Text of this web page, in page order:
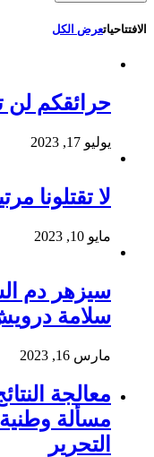
الافتتاحياتعرض الكل
حرائقكم
يوليو 17, 2023
لا تقتلونا
مايو 10, 2023
سيزهر دم
سلامة
مارس 16, 2023
معالجة
مسألة وطنية
التحرير